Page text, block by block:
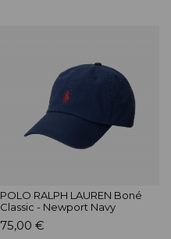
POLO RALPH LAUREN Boné
Classic - Newport Navy
75,00 €